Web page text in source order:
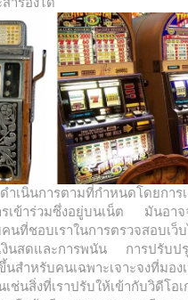
เนินการตามที่กำหนดโดยการ
เข้าร่วมซึ่งอยู่บนเน็ต มันอาจ
นที่ชอบเราในการตรวจสอบเว็
เงินสดและการพนัน การปรับป
สำหรับคนเฉพาะเจาะจงที่มอง
ช่นสิ่งที่เราปรับให้เข้ากับวิดีโอเ